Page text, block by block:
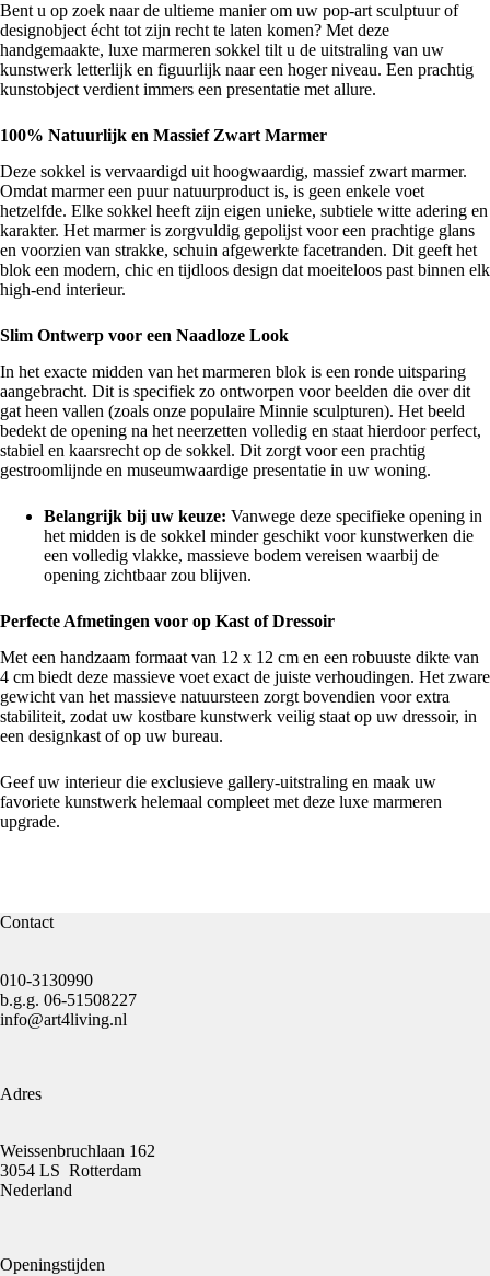
Bent u op zoek naar de ultieme manier om uw pop-art sculptuur of
designobject écht tot zijn recht te laten komen? Met deze
handgemaakte, luxe marmeren sokkel tilt u de uitstraling van uw
kunstwerk letterlijk en figuurlijk naar een hoger niveau. Een prachtig
kunstobject verdient immers een presentatie met allure.
100% Natuurlijk en Massief Zwart Marmer
Deze sokkel is vervaardigd uit hoogwaardig, massief zwart marmer.
Omdat marmer een puur natuurproduct is, is geen enkele voet
hetzelfde. Elke sokkel heeft zijn eigen unieke, subtiele witte adering en
karakter. Het marmer is zorgvuldig gepolijst voor een prachtige glans
en voorzien van strakke, schuin afgewerkte facetranden. Dit geeft het
blok een modern, chic en tijdloos design dat moeiteloos past binnen elk
high-end interieur.
Slim Ontwerp voor een Naadloze Look
In het exacte midden van het marmeren blok is een ronde uitsparing
aangebracht. Dit is specifiek zo ontworpen voor beelden die over dit
gat heen vallen (zoals onze populaire Minnie sculpturen). Het beeld
bedekt de opening na het neerzetten volledig en staat hierdoor perfect,
stabiel en kaarsrecht op de sokkel. Dit zorgt voor een prachtig
gestroomlijnde en museumwaardige presentatie in uw woning.
Belangrijk bij uw keuze: Vanwege deze specifieke opening in
het midden is de sokkel minder geschikt voor kunstwerken die
een volledig vlakke, massieve bodem vereisen waarbij de
opening zichtbaar zou blijven.
Perfecte Afmetingen voor op Kast of Dressoir
Met een handzaam formaat van 12 x 12 cm en een robuuste dikte van
4 cm biedt deze massieve voet exact de juiste verhoudingen. Het zware
gewicht van het massieve natuursteen zorgt bovendien voor extra
stabiliteit, zodat uw kostbare kunstwerk veilig staat op uw dressoir, in
een designkast of op uw bureau.
Geef uw interieur die exclusieve gallery-uitstraling en maak uw
favoriete kunstwerk helemaal compleet met deze luxe marmeren
upgrade.
Contact
010-3130990
b.g.g. 06-51508227
info@art4living.nl
Adres
Weissenbruchlaan 162
3054 LS Rotterdam
Nederland
Openingstijden